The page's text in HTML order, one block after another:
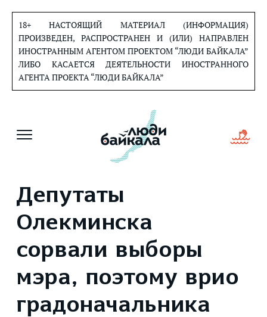
содержанию
18+ НАСТОЯЩИЙ МАТЕРИАЛ (ИНФОРМАЦИЯ)
ПРОИЗВЕДЕН, РАСПРОСТРАНЕН И (ИЛИ) НАПРАВЛЕН
ИНОСТРАННЫМ АГЕНТОМ ПРОЕКТОМ “ЛЮДИ БАЙКАЛА”
ЛИБО КАСАЕТСЯ ДЕЯТЕЛЬНОСТИ ИНОСТРАННОГО
АГЕНТА ПРОЕКТА “ЛЮДИ БАЙКАЛА”
Депутаты
Олекминска
сорвали выборы
мэра, поэтому врио
градоначальника